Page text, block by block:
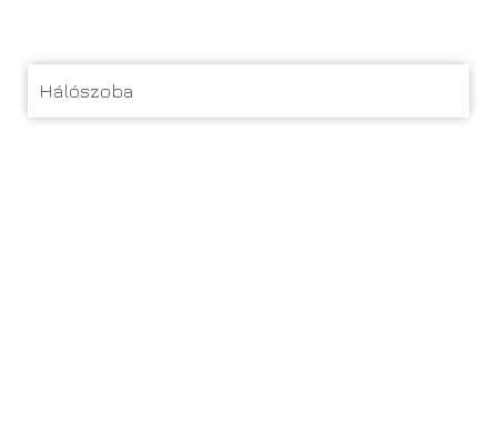
Hálószoba